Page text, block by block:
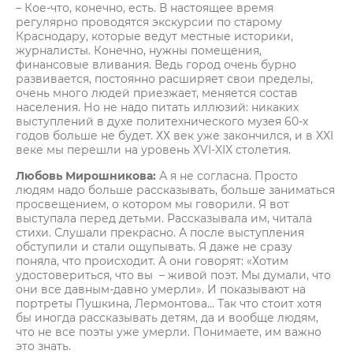
– Кое-что, конечно, есть. В настоящее время
регулярно проводятся экскурсии по старому
Краснодару, которые ведут местные историки,
журналисты. Конечно, нужны помещения,
финансовые вливания. Ведь город очень бурно
развивается, постоянно расширяет свои пределы,
очень много людей приезжает, меняется состав
населения. Но не надо питать иллюзий: никаких
выступлений в духе политехнического музея 60-х
годов больше не будет. ХХ век уже закончился, и в XXI
веке мы перешли на уровень XVI-XIX столетия.
Любовь Мирошникова: А я не согласна. Просто
людям надо больше рассказывать, больше заниматься
просвещением, о котором мы говорили. Я вот
выступала перед детьми. Рассказывала им, читала
стихи. Слушали прекрасно. А после выступления
обступили и стали ощупывать. Я даже не сразу
поняла, что происходит. А они говорят: «Хотим
удостовериться, что вы – живой поэт. Мы думали, что
они все давным-давно умерли». И показывают на
портреты Пушкина, Лермонтова… Так что стоит хотя
бы иногда рассказывать детям, да и вообще людям,
что не все поэты уже умерли. Понимаете, им важно
это знать.